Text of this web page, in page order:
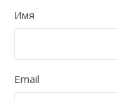
Имя
Email